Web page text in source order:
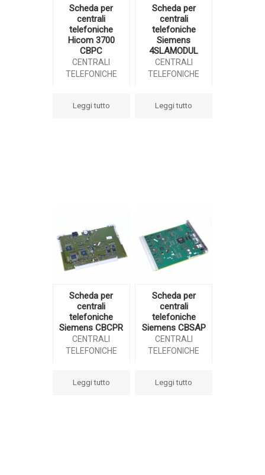
Scheda per
centrali
telefoniche
Hicom 3700
CBPC
CENTRALI
TELEFONICHE
Leggi tutto
Scheda per
centrali
telefoniche
Siemens
4SLAMODUL
CENTRALI
TELEFONICHE
Leggi tutto
Scheda per
centrali
telefoniche
Siemens CBCPR
CENTRALI
TELEFONICHE
Leggi tutto
Scheda per
centrali
telefoniche
Siemens CBSAP
CENTRALI
TELEFONICHE
Leggi tutto